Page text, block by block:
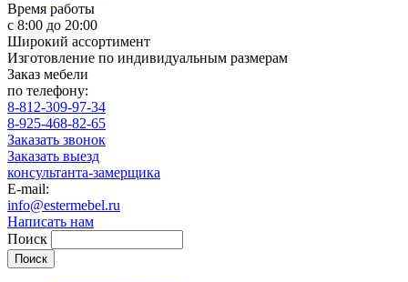
Время работы
с 8:00 до 20:00
Широкий ассортимент
Изготовление по индивидуальным размерам
Заказ мебели
по телефону:
8-812-309-97-34
8-925-468-82-65
Заказать звонок
Заказать выезд
консультанта-замерщика
E-mail:
info@estermebel.ru
Написать нам
Поиск